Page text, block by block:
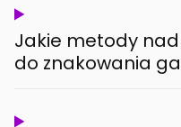
Jakie metody
do znakowania